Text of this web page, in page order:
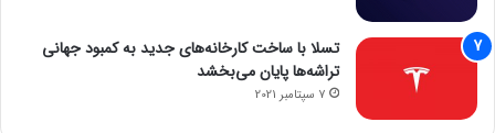
تسلا با ساخت کارخانه‌های جدید به کمبود جهانی
تراشه‌ها پایان می‌بخشد
7 سپتامبر 2021